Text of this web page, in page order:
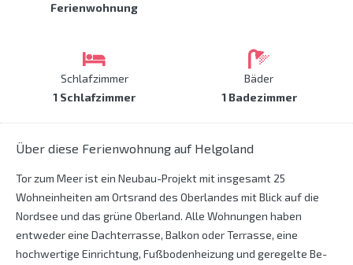
Ferienwohnung
Schlafzimmer
1 Schlafzimmer
Bäder
1 Badezimmer
Über diese Ferienwohnung auf Helgoland
Tor zum Meer ist ein Neubau-Projekt mit insgesamt 25
Wohneinheiten am Ortsrand des Oberlandes mit Blick auf die
Nordsee und das grüne Oberland. Alle Wohnungen haben
entweder eine Dachterrasse, Balkon oder Terrasse, eine
hochwertige Einrichtung, Fußbodenheizung und geregelte Be-